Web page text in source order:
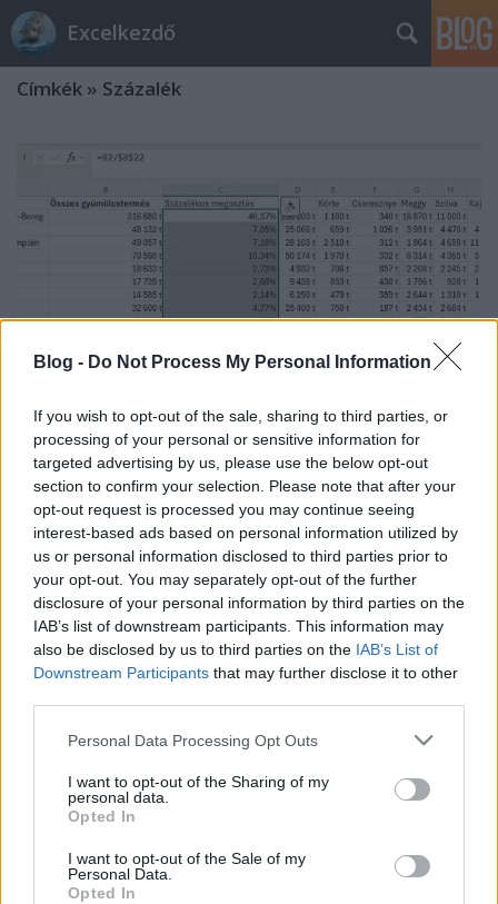
Blog - Do Not Process My Personal Information
If you wish to opt-out of the sale, sharing to third parties, or
processing of your personal or sensitive information for
targeted advertising by us, please use the below opt-out
section to confirm your selection. Please note that after your
opt-out request is processed you may continue seeing
interest-based ads based on personal information utilized by
us or personal information disclosed to third parties prior to
your opt-out. You may separately opt-out of the further
disclosure of your personal information by third parties on the
IAB’s list of downstream participants. This information may
also be disclosed by us to third parties on the IAB’s List of
Downstream Participants that may further disclose it to other
Please note that this website/app uses one or more Google
not limited to your visit or usage behaviour. You may click to
grant or deny consent to Google and its third-party tags to
use your data for below specified purposes in below Google
consent section.
Personal Data Processing Opt Outs
I want to opt-out of the Sharing of my
personal data.
Opted In
I want to opt-out of the Sale of my
Personal Data.
Opted In
Excelkezdő
Címkék » Százalék
Gyümölcsök 7. SZUM, Százalék
Excelkezdő •2025. október 29.
Gyümölcsök 7. SZUM, Százalék A gyumolcs.txt fájl
tartalmazza a Magyarország 2003. évi fontosabb
gyümölcsfajták termésmennyiségét megyénként.
7. A beszúrt oszlopban – függvény segítségével
kiszámítva – jelenítse meg, hogy az országban
termett gyümölcsmennyiség hány százalékát